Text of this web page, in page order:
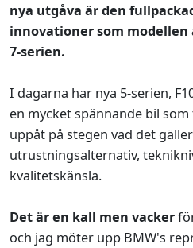
nya utgåva är den
innovationer som
7-serien.
I dagarna har nya 5-serien,
en mycket spännande bil
uppåt på stegen vad det
utrustningsalternativ,
kvalitetskänsla.
Det är en kall men vacker
och jag möter upp BMW's